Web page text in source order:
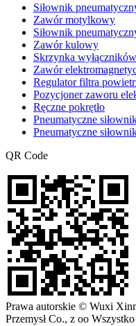
Siłownik
Zawór motylkowy
Siłownik
Zawór kulowy
Skrzynka
Zawór
Regulator filtra
Pozycjoner zaworu
Ręczne pokrętło
Pneumatyczne
Pneumatyczne
QR Code
Prawa autorskie © Wuxi
Przemysł Co., z oo